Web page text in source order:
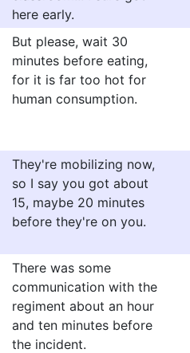
here early.
But please, wait 30
minutes before eating,
for it is far too hot for
human consumption.
They're mobilizing now,
so I say you got about
15, maybe 20 minutes
before they're on you.
There was some
communication with the
regiment about an hour
and ten minutes before
the incident.